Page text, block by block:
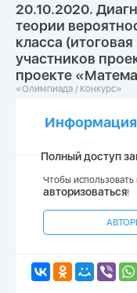
20.10.2020.
теории
класса
участников
проекте
«Олимпиада / Конкурс»
Информация
Полный доступ
Чтобы использовать
авторизоваться!